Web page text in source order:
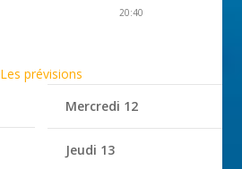
20:40
Les prévisions
Mercredi 12
Jeudi 13